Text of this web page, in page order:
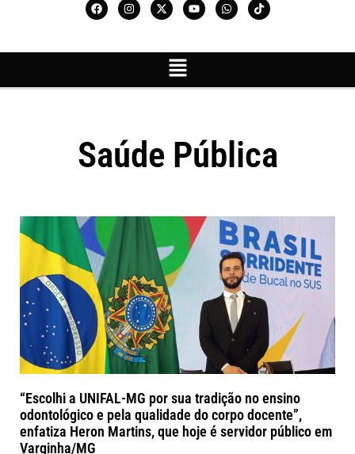
Saúde Pública
“Escolhi a UNIFAL-MG por sua tradição no ensino
odontológico e pela qualidade do corpo docente”,
enfatiza Heron Martins, que hoje é servidor público em
Varginha/MG